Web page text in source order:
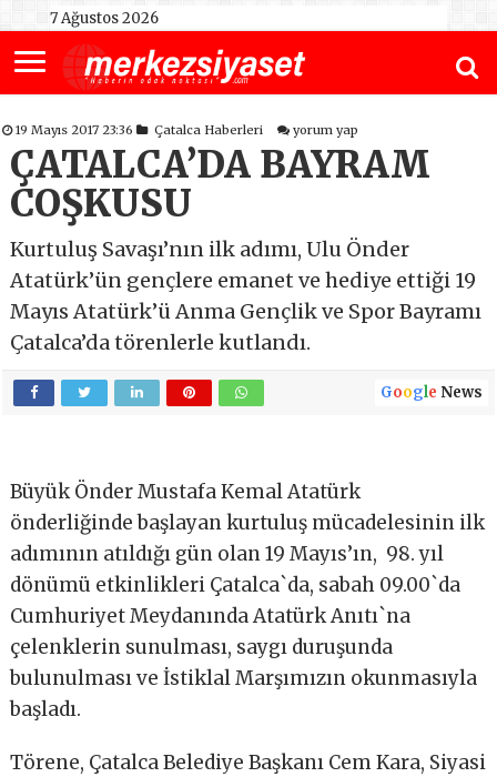
7 Ağustos 2026
19 Mayıs 2017 23:36 Çatalca Haberleri yorum yap
ÇATALCA’DA BAYRAM
COŞKUSU
Kurtuluş Savaşı’nın ilk adımı, Ulu Önder
Atatürk’ün gençlere emanet ve hediye ettiği 19
Mayıs Atatürk’ü Anma Gençlik ve Spor Bayramı
Çatalca’da törenlerle kutlandı.
Google News
Büyük Önder Mustafa Kemal Atatürk
önderliğinde başlayan kurtuluş mücadelesinin ilk
adımının atıldığı gün olan 19 Mayıs’ın, 98. yıl
dönümü etkinlikleri Çatalca`da, sabah 09.00`da
Cumhuriyet Meydanında Atatürk Anıtı`na
çelenklerin sunulması, saygı duruşunda
bulunulması ve İstiklal Marşımızın okunmasıyla
başladı.
Törene, Çatalca Belediye Başkanı Cem Kara, Siyasi